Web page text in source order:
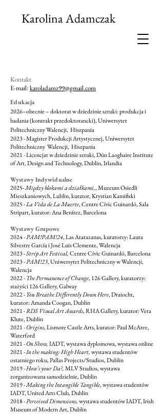
Karolina Adamczak
Kontakt
E-mail:karoladamz99@gmail.com
Edukacja
2026–obecnie – doktorat w dziedzinie sztuki: produkcja i
badania (kontrakt przedoktorancki), Uniwersytet
Politechniczny Walencji, Hiszpania
2023 - Magister Produkcji Artystycznej, Uniwersytet
Politechniczny Walencji, Hiszpania
2021 - Licencjat w dziedzinie sztuki, Dún Laoghaire Institute
of Art, Design and Technology, Dublin, Irlandia
Wystawy Indywidualne
2025-Między blokami a działkami,, Muzeum Osiedli
Mieszkaniowych, Lublin, kurator, Krystian Kamiński
2025 -La Vida de La Muerte, Centre Cívic Guinardó, Sala
Stripart, kurator: Ana Benítez, Barcelona
Wystawy Grupowe
2024 -PAM!PAM!24, Las Atarazanas, kuratorzy: Laura
Silvestre García i José Luis Clemente, Walencja
2023 -Strip Art Festival,Centre Cívic Guinardó, Barcelona
2023 -PAM!23, Uniwersytet Politechniczny w Walencji,
Walencja
2022 -The Permanence of Change, 126 Gallery, kuratorzy:
stażyści 126 Gallery, Galway
2022 -You Breathe Differently Down Here, Draiocht,
kurator: Amanda Coogan, Dublin
2021 -RDS Visual Art Awards, RHA Gallery, kurator: Vera
Klute, Dublin
2021 -Origins, Lismore Castle Arts, kurator: Paul McAree,
Waterford
2021 -On Show,IADT, wystawa dyplomowa, wystawa online
2021 -In the making: High Heart,wystawa studentów
ostatniego roku, Pallas Projects/Studios, Dublin
2019 -How’s your Da?,MLV Studios, wystawa
zorganizowana samodzielnie, Dublin
2019 -Making the Intangible Tangible, wystawa studentów
IADT, United Arts Club, Dublin
2018 -Perceived Dimensions,wystawa studentów IADT, Irish
Museum of Modern Art, Dublin